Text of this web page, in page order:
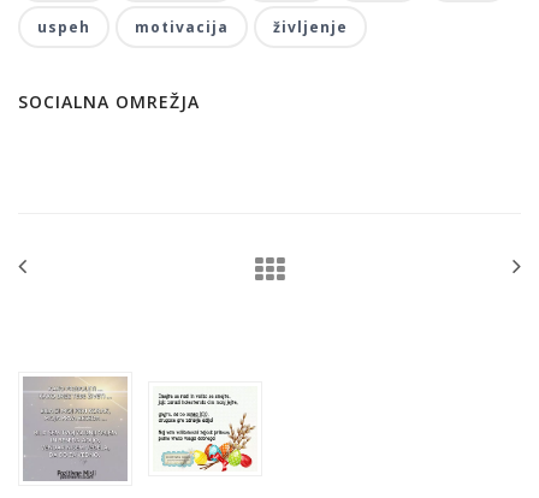
uspeh motivacija življenje
SOCIALNA OMREŽJA